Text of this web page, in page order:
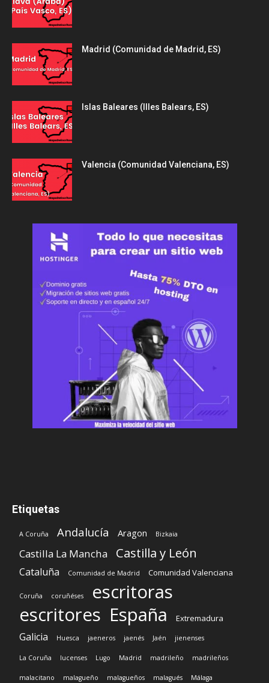
Madrid (Comunidad de Madrid, ES)
Islas Baleares (Illes Balears, ES)
Valencia (Comunidad Valenciana, ES)
Etiquetas
A Coruña Andalucía Aragon Bizkaia
Castilla La Mancha Castilla y León
Cataluña Comunidad de Madrid Comunidad Valenciana
Coruña coruñéses
escritoras
escritores España Extremadura
Galicia Huesca jaeneros jaenés Jaén jienenses
La Coruña lucenses Lugo Madrid madrileño madrileños
malacitano malagueño malagueños malagués Málaga